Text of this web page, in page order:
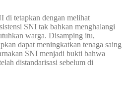
di tetapkan dengan melihat
SNI tak bahkan menghalangi
warga. Disamping itu,
dapat meningkatkan tenaga saing
SNI menjadi bukti bahwa
distandarisasi sebelum di